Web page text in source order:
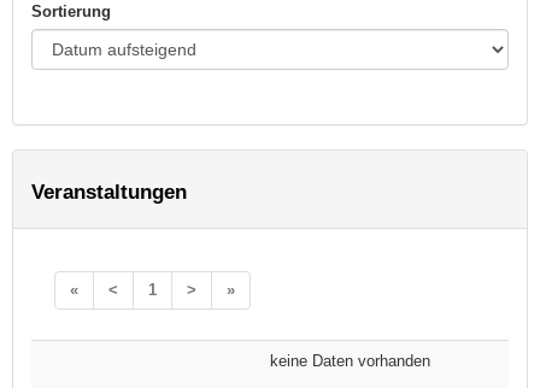
Sortierung
Veranstaltungen
« < 1 > »
keine Daten vorhanden